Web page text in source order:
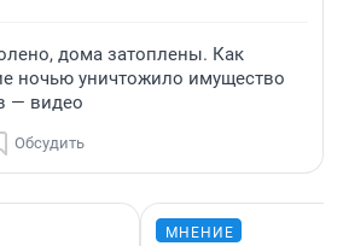
дома затоплены. Как
ночью уничтожило имущество
— видео
Обсудить
МНЕНИЕ